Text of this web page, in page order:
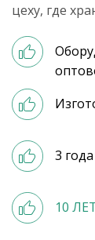
цеху, где
3
10